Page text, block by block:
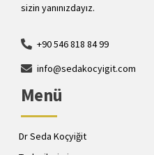
sizin yanınızdayız.
+90 546 818 84 99
info@sedakocyigit.com
Menü
Dr Seda Koçyiğit